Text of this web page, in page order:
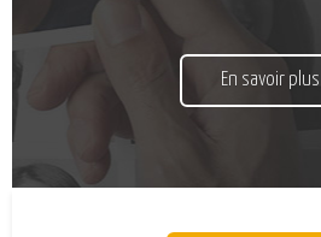
En savoir plus